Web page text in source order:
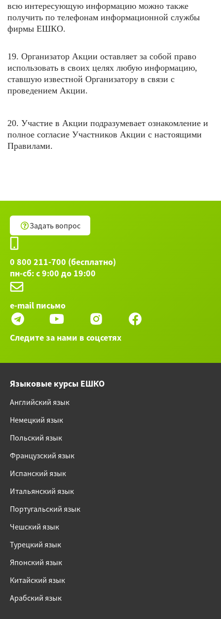
всю интересующую информацию можно также
получить по телефонам информационной службы
фирмы ЕШКО.
19. Организатор Акции оставляет за собой право
использовать в своих целях любую информацию,
ставшую известной Организатору в связи с
проведением Акции.
20. Участие в Акции подразумевает ознакомление и
полное согласие Участников Акции с настоящими
Правилами.
Задать вопрос
0 800 211-700 (бесплатно)
пн-сб: с 9:00 до 19:00
e-mail письмо
Следите за нами в соцсетях
Языковые курсы ЕШКО
Английский язык
Немецкий язык
Польский язык
Французский язык
Испанский язык
Итальянский язык
Португальский язык
Чешский язык
Турецкий язык
Японский язык
Китайский язык
Арабский язык